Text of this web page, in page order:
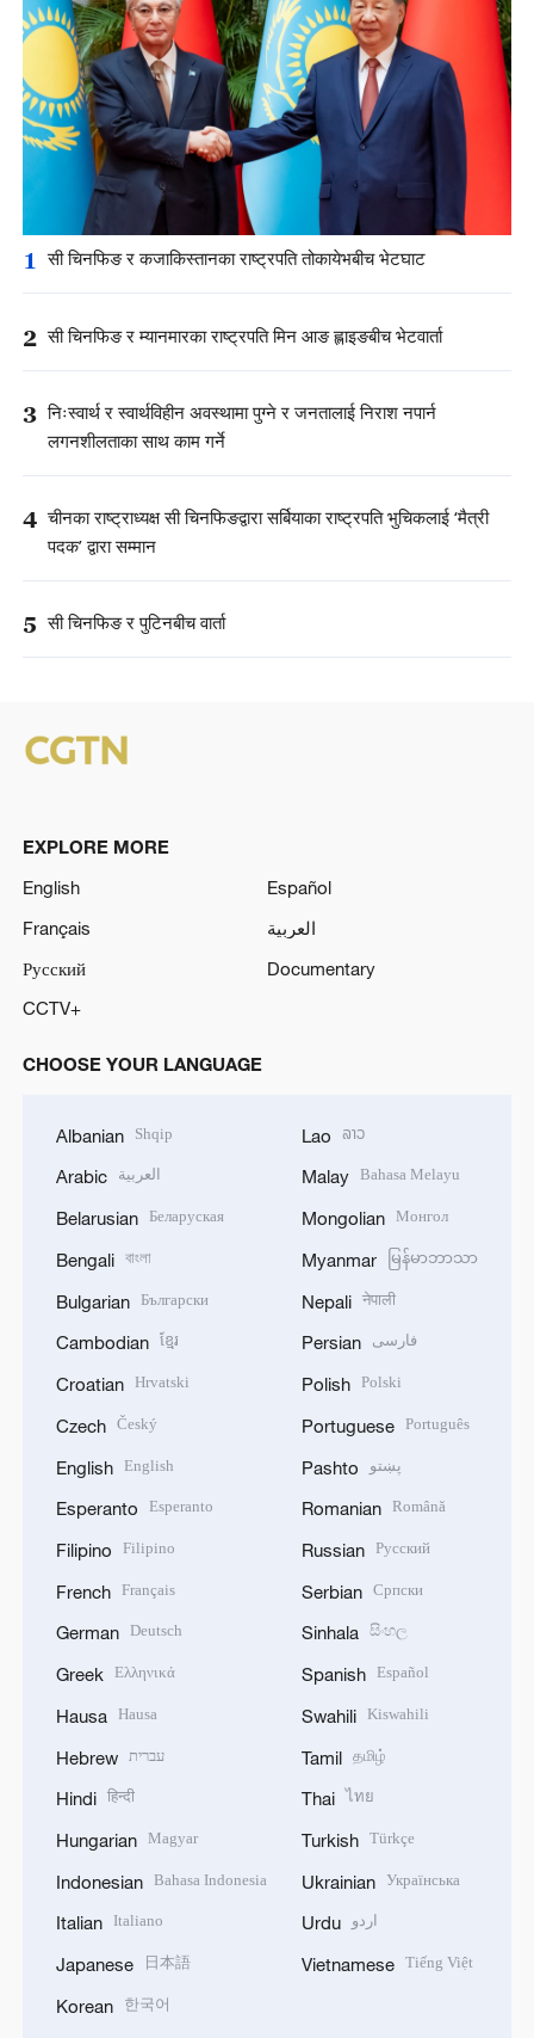
1 सी चिनफिङ र कजाकिस्तानका राष्ट्रपति तोकायेभबीच भेटघाट
2 सी चिनफिङ र म्यानमारका राष्ट्रपति मिन आङ ह्लाइङबीच भेटवार्ता
3 निःस्वार्थ र स्वार्थविहीन अवस्थामा पुग्ने र जनतालाई निराश नपार्न
लगनशीलताका साथ काम गर्ने
4 चीनका राष्ट्राध्यक्ष सी चिनफिङद्वारा सर्बियाका राष्ट्रपति भुचिकलाई ‘मैत्री
पदक’ द्वारा सम्मान
5 सी चिनफिङ र पुटिनबीच वार्ता
EXPLORE MORE
English
Español
Français
العربية
Русский
Documentary
CCTV+
CHOOSE YOUR LANGUAGE
Albanian Shqip
Arabic العربية
Belarusian Беларуская
Bengali বাংলা
Bulgarian Български
Cambodian ខ្មែរ
Croatian Hrvatski
Czech Český
English English
Esperanto Esperanto
Filipino Filipino
French Français
German Deutsch
Greek Ελληνικά
Hausa Hausa
Hebrew עברית
Hindi हिन्दी
Hungarian Magyar
Indonesian Bahasa Indonesia
Italian Italiano
Japanese 日本語
Korean 한국어
Lao ລາວ
Malay Bahasa Melayu
Mongolian Монгол
Myanmar မြန်မာဘာသာ
Nepali नेपाली
Persian فارسی
Polish Polski
Portuguese Português
Pashto پښتو
Romanian Română
Russian Русский
Serbian Српски
Sinhala සිංහල
Spanish Español
Swahili Kiswahili
Tamil தமிழ்
Thai ไทย
Turkish Türkçe
Ukrainian Українська
Urdu اردو
Vietnamese Tiếng Việt